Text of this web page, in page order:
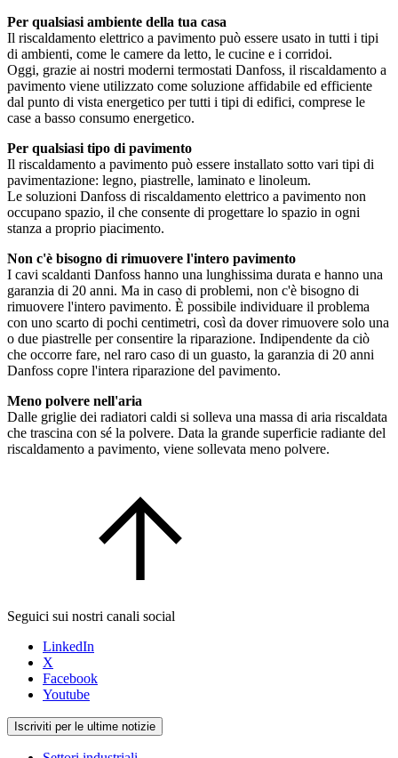
Per qualsiasi ambiente della tua casa
Il riscaldamento elettrico a pavimento può essere usato in tutti i tipi
di ambienti, come le camere da letto, le cucine e i corridoi.
Oggi, grazie ai nostri moderni termostati Danfoss, il riscaldamento a
pavimento viene utilizzato come soluzione affidabile ed efficiente
dal punto di vista energetico per tutti i tipi di edifici, comprese le
case a basso consumo energetico.
Per qualsiasi tipo di pavimento
Il riscaldamento a pavimento può essere installato sotto vari tipi di
pavimentazione: legno, piastrelle, laminato e linoleum.
Le soluzioni Danfoss di riscaldamento elettrico a pavimento non
occupano spazio, il che consente di progettare lo spazio in ogni
stanza a proprio piacimento.
Non c'è bisogno di rimuovere l'intero pavimento
I cavi scaldanti Danfoss hanno una lunghissima durata e hanno una
garanzia di 20 anni. Ma in caso di problemi, non c'è bisogno di
rimuovere l'intero pavimento. È possibile individuare il problema
con uno scarto di pochi centimetri, così da dover rimuovere solo una
o due piastrelle per consentire la riparazione. Indipendente da ciò
che occorre fare, nel raro caso di un guasto, la garanzia di 20 anni
Danfoss copre l'intera riparazione del pavimento.
Meno polvere nell'aria
Dalle griglie dei radiatori caldi si solleva una massa di aria riscaldata
che trascina con sé la polvere. Data la grande superficie radiante del
riscaldamento a pavimento, viene sollevata meno polvere.
Seguici sui nostri canali social
LinkedIn
X
Facebook
Youtube
Iscriviti per le ultime notizie